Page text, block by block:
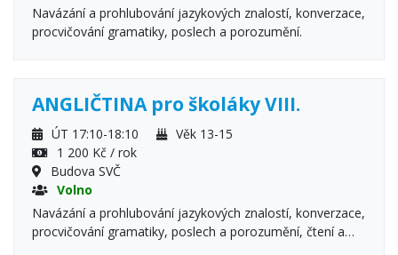
Navázání a prohlubování jazykových znalostí, konverzace,
procvičování gramatiky, poslech a porozumění.
ANGLIČTINA pro školáky VIII.
ÚT 17:10-18:10
Věk 13-15
1 200 Kč / rok
Budova SVČ
Volno
Navázání a prohlubování jazykových znalostí, konverzace,
procvičování gramatiky, poslech a porozumění, čtení a